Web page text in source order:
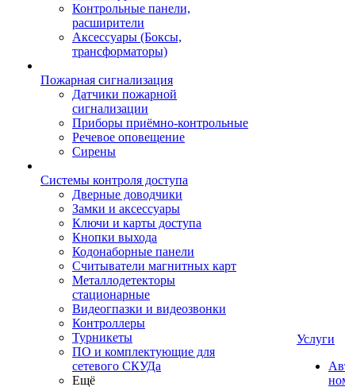
Контрольные панели,
расширители
Аксессуары (Боксы,
трансформаторы)
Пожарная сигнализация
Датчики пожарной
сигнализации
Приборы приёмно-контрольные
Речевое оповещение
Сирены
Системы контроля доступа
Дверные доводчики
Замки и аксессуары
Ключи и карты доступа
Кнопки выхода
Кодонаборные панели
Считыватели магнитных карт
Металлодетекторы
стационарные
Видеогпазки и видеозвонки
Контроллеры
Турникеты
ПО и комплектующие для
сетевого СКУДа
Ещё
Услуги